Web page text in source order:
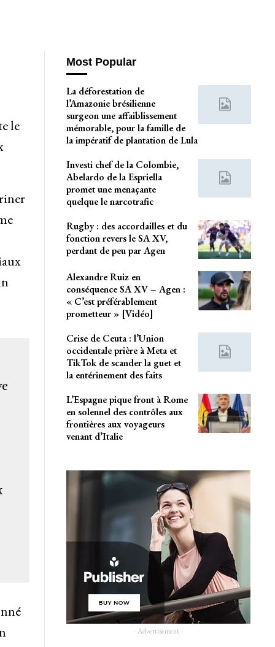
le
Most Popular
La déforestation de
l’Amazonie brésilienne
surgeon une affaiblissement
mémorable, pour la famille de
la impératif de plantation de Lula
Investi chef de la Colombie,
Abelardo de la Espriella
promet une menaçante
quelque le narcotrafic
Rugby : des accordailles et du
fonction revers le SA XV,
perdant de peu par Agen
Alexandre Ruiz en
conséquence SA XV – Agen :
« C’est préférablement
prometteur » [Vidéo]
Crise de Ceuta : l’Union
occidentale prière à Meta et
TikTok de scander la guet et
la entérinement des faits
L’Espagne pique front à Rome
en solennel des contrôles aux
frontières aux voyageurs
venant d’Italie
- Advertisement -